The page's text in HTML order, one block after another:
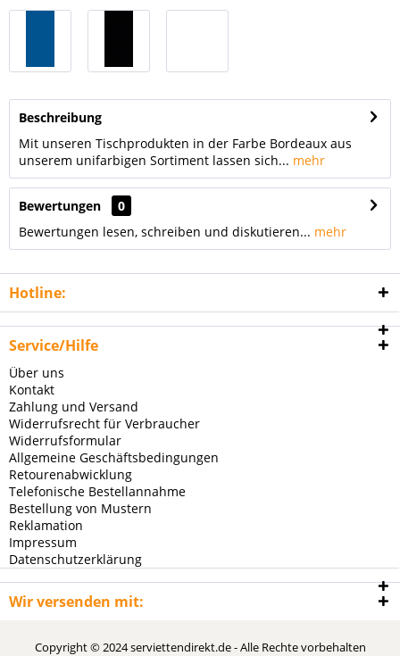
Beschreibung
Mit unseren Tischprodukten in der Farbe Bordeaux aus
unserem unifarbigen Sortiment lassen sich... mehr
Bewertungen
0
Bewertungen lesen, schreiben und diskutieren... mehr
Hotline:
Service/Hilfe
Über uns
Kontakt
Zahlung und Versand
Widerrufsrecht für Verbraucher
Widerrufsformular
Allgemeine Geschäftsbedingungen
Retourenabwicklung
Telefonische Bestellannahme
Bestellung von Mustern
Reklamation
Impressum
Datenschutzerklärung
Wir versenden mit:
Copyright © 2024 serviettendirekt.de - Alle Rechte vorbehalten